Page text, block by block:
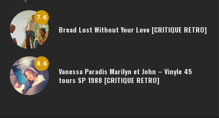
7.6
Bread Lost Without Your Love [CRITIQUE RETRO]
8.6
Vanessa Paradis Marilyn et John – Vinyle 45
tours SP 1988 [CRITIQUE RETRO]